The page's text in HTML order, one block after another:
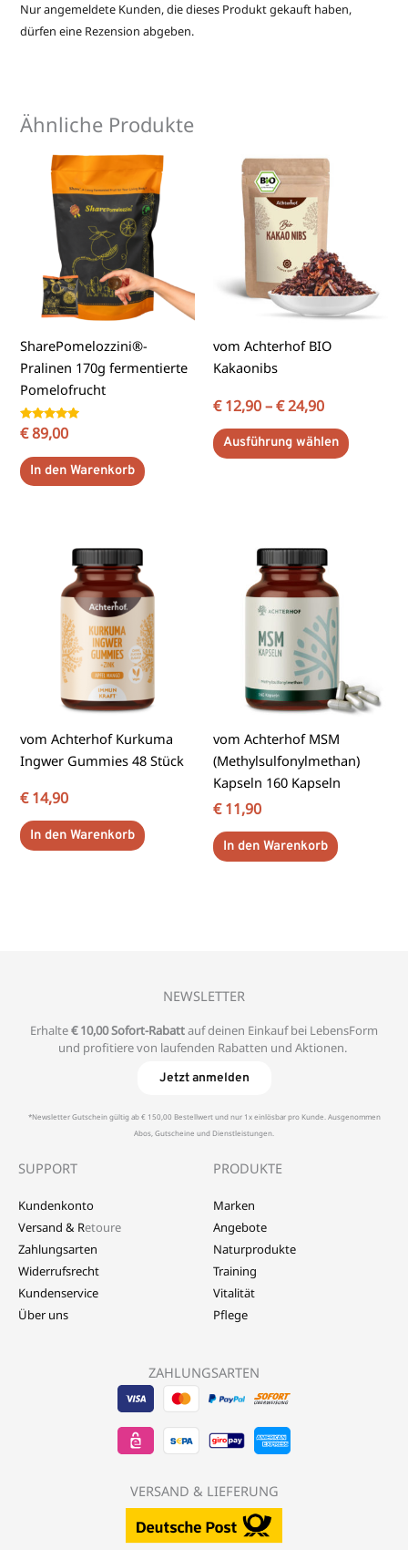
Nur angemeldete Kunden, die dieses Produkt gekauft haben,
dürfen eine Rezension abgeben.
Ähnliche Produkte
SharePomelozzini®-
Pralinen 170g fermentierte
Pomelofrucht
Bewertet
mit
von 5
€89,00
In den Warenkorb
vom Achterhof BIO
Kakaonibs
€12,90–€24,90
Ausführung wählen
auf.
Die
Optionen
werden
vom Achterhof Kurkuma
Ingwer Gummies 48 Stück
€14,90
In den Warenkorb
vom Achterhof MSM
(Methylsulfonylmethan)
Kapseln 160 Kapseln
€11,90
In den Warenkorb
ZAHLUNGSARTEN
Visa
-
LebensForm24
Mastercard
-
Sofort
-
EPS
-
LebensForm24
Sepa
Banktransfer
-
VERSAND & LIEFERUNG
PRODUKTE
Marken
Angebote
Naturprodukte
Training
Vitalität
Pflege
SUPPORT
Kundenkonto
Versand & Retoure
Zahlungsarten
Widerrufsrecht
Kundenservice
Über uns
NEWSLETTER
Erhalte€ 10,00 Sofort-Rabattauf deinen Einkauf bei LebensForm
und profitiere von laufenden Rabatten und Aktionen.
Jetzt anmelden
*Newsletter Gutschein gültig ab € 150,00 Bestellwert und nur 1x einlösbar pro Kunde. Ausgenommen
Abos, Gutscheine und Dienstleistungen.